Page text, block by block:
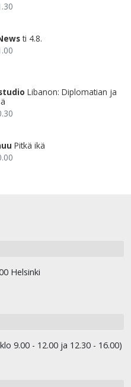
ti 4.8.
Libanon: Diplomatian ja
Pitkä ikä
Helsinki
9.00 - 12.00 ja 12.30 - 16.00)